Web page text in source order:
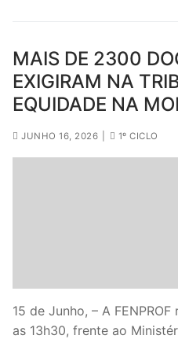
MAIS DE 2300
EXIGIRAM NA
EQUIDADE NA
JUNHO 16, 2026 1º CICLO
15 de Junho, – A
as 13h30, frente ao